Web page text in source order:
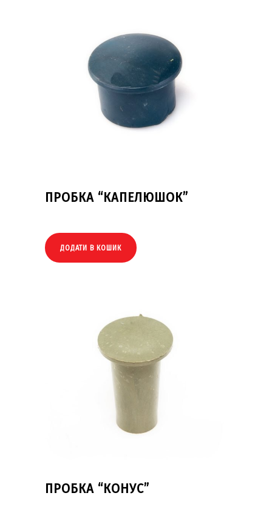
ПРОБКА “КАПЕЛЮШОК”
ДОДАТИ В КОШИК
ПРОБКА “КОНУС”